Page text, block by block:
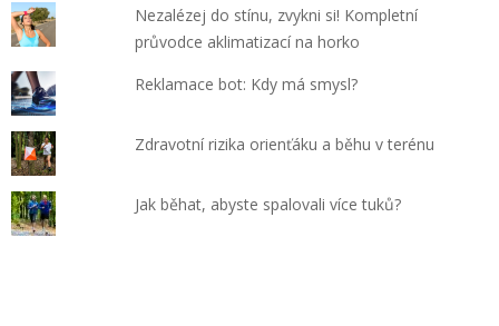
Nezalézej do stínu, zvykni si! Kompletní
průvodce aklimatizací na horko
Reklamace bot: Kdy má smysl?
Zdravotní rizika orienťáku a běhu v terénu
Jak běhat, abyste spalovali více tuků?